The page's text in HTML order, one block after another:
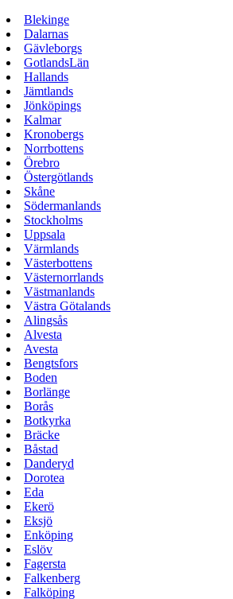
Blekinge
Dalarnas
Gävleborgs
GotlandsLän
Hallands
Jämtlands
Jönköpings
Kalmar
Kronobergs
Norrbottens
Örebro
Östergötlands
Skåne
Södermanlands
Stockholms
Uppsala
Värmlands
Västerbottens
Västernorrlands
Västmanlands
Västra Götalands
Alingsås
Alvesta
Avesta
Bengtsfors
Boden
Borlänge
Borås
Botkyrka
Bräcke
Båstad
Danderyd
Dorotea
Eda
Ekerö
Eksjö
Enköping
Eslöv
Fagersta
Falkenberg
Falköping